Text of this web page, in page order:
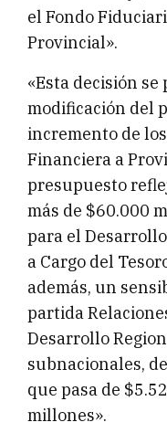
el Fondo
Provincial».
«Esta decisión
modificación del
incremento de
Financiera a
presupuesto
más de $60.000
para el
a Cargo del
además, un
partida
Desarrollo
subnacionales,
que pasa de
millones».